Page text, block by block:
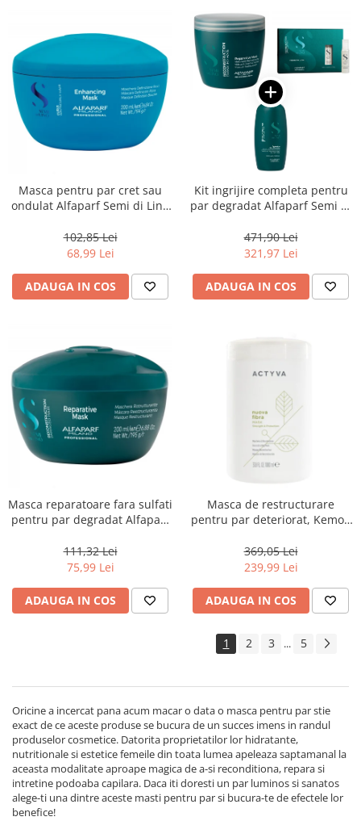
Masca pentru par cret sau
ondulat Alfaparf Semi di Lino
102,85 Lei
68,99 Lei
ADAUGA IN COS
Kit ingrijire completa pentru
par degradat Alfaparf Semi di
Reparative, Salon Size
471,90 Lei
321,97 Lei
ADAUGA IN COS
Masca reparatoare fara sulfati
pentru par degradat Alfaparf
Reconstruction, 200 ml
111,32 Lei
75,99 Lei
ADAUGA IN COS
Masca de restructurare
pentru par deteriorat, Kemon
369,05 Lei
239,99 Lei
ADAUGA IN COS
1 2 3 ... 5
Oricine a incercat pana acum macar o data o masca pentru par stie
exact de ce aceste produse se bucura de un succes imens in randul
produselor cosmetice. Datorita proprietatilor lor hidratante,
nutritionale si estetice femeile din toata lumea apeleaza saptamanal la
aceasta modalitate aproape magica de a-si reconditiona, repara si
intretine podoaba capilara. Daca iti doresti un par luminos si sanatos
alege-ti una dintre aceste masti pentru par si bucura-te de efectele lor
benefice!